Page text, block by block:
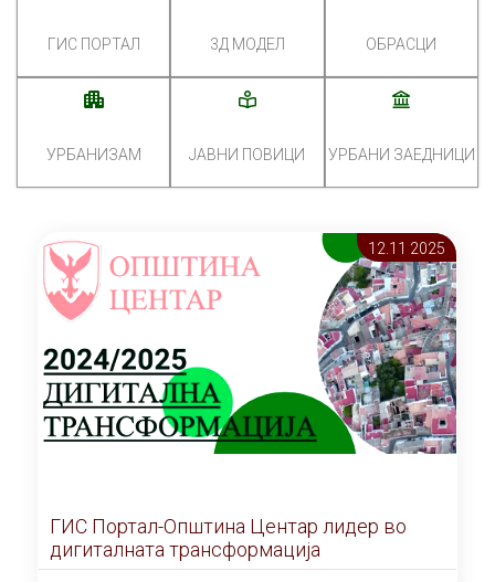
ГИС ПОРТАЛ 3Д МОДЕЛ ОБРАСЦИ
УРБАНИЗАМ ЈАВНИ ПОВИЦИ УРБАНИ ЗАЕДНИЦИ
12.11 2025
ГИС Портал-Општина Центар лидер во
дигиталната трансформација